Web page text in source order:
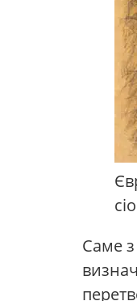
Саме